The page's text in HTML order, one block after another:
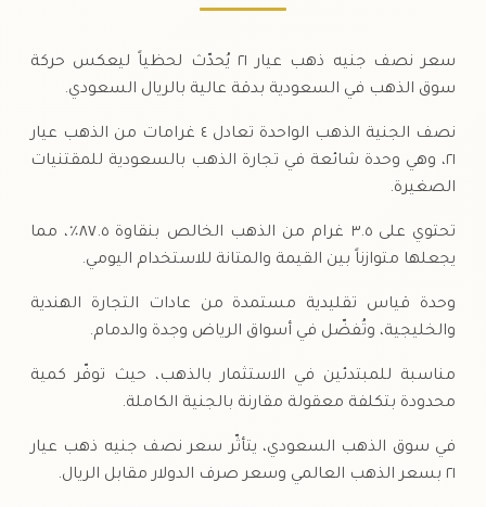
سعر نصف جنيه ذهب عيار ٢١ يُحدّث لحظياً ليعكس حركة
سوق الذهب في السعودية بدقة عالية بالريال السعودي.
نصف الجنية الذهب الواحدة تعادل ٤ غرامات من الذهب عيار
٢١، وهي وحدة شائعة في تجارة الذهب بالسعودية للمقتنيات
الصغيرة.
تحتوي على ٣.٥ غرام من الذهب الخالص بنقاوة ٨٧.٥٪، مما
يجعلها متوازناً بين القيمة والمتانة للاستخدام اليومي.
وحدة قياس تقليدية مستمدة من عادات التجارة الهندية
والخليجية، وتُفضّل في أسواق الرياض وجدة والدمام.
مناسبة للمبتدئين في الاستثمار بالذهب، حيث توفّر كمية
محدودة بتكلفة معقولة مقارنة بالجنية الكاملة.
في سوق الذهب السعودي، يتأثّر سعر نصف جنيه ذهب عيار
٢١ بسعر الذهب العالمي وسعر صرف الدولار مقابل الريال.